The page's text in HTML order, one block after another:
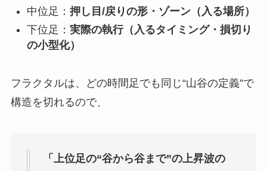
中位足： 押し目/戻りの形・ゾーン（入る場所）
下位足： 実際の執行（入るタイミング・損切り
の小型化）
フラクタルは、どの時間足でも同じ“山谷の定義”で
構造を切れるので、
「上位足の“谷から谷まで”の上昇波の